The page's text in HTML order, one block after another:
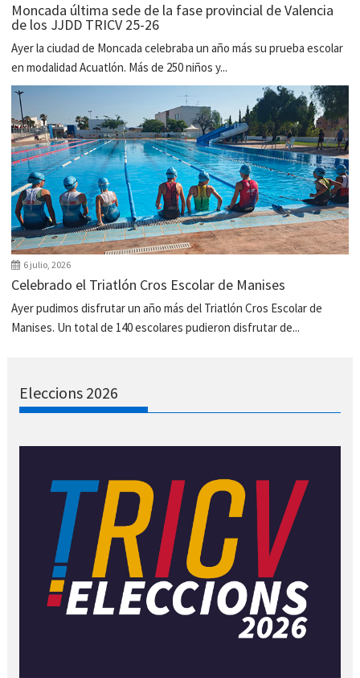
Moncada última sede de la fase provincial de Valencia
de los JJDD TRICV 25-26
Ayer la ciudad de Moncada celebraba un año más su prueba escolar
en modalidad Acuatlón. Más de 250 niños y...
6 julio, 2026
Celebrado el Triatlón Cros Escolar de Manises
Ayer pudimos disfrutar un año más del Triatlón Cros Escolar de
Manises. Un total de 140 escolares pudieron disfrutar de...
Eleccions 2026